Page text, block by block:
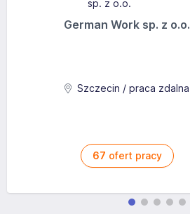
German Work sp. z o.o.
Szczecin / praca zdalna
67 ofert pracy